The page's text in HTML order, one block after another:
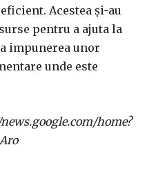
Acestea și-au
pentru a ajuta la
impunerea unor
unde este
home?